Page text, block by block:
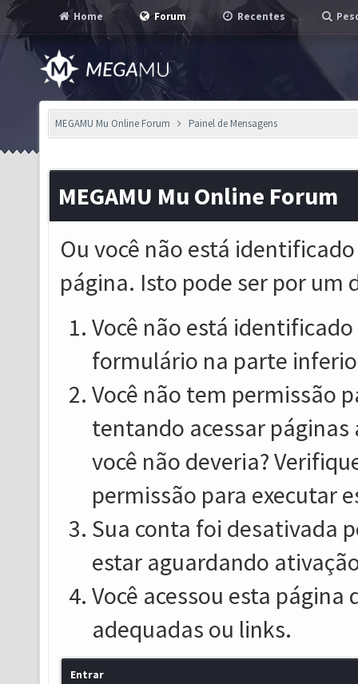
Home Forum Recentes
MEGAMU Mu Online Forum Painel de Mensagens
MEGAMU Mu Online Forum
Ou você não está
página. Isto pode ser por um
Você não está
formulário na parte
Você não tem permissão
tentando acessar
você não deveria?
permissão para executar
Sua conta foi desativada
estar aguardando
Você acessou esta
adequadas ou links.
Entrar